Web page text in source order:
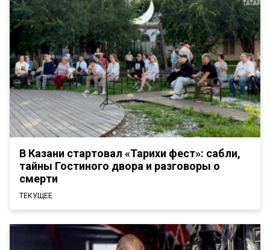
В Казани стартовал «Тарихи фест»: сабли,
тайны Гостиного двора и разговоры о
смерти
ТЕКУЩЕЕ